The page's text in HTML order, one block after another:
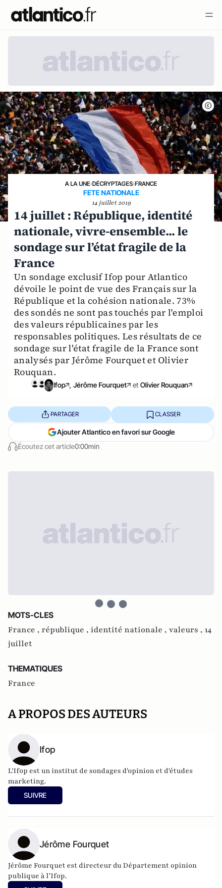
A LA UNE›DÉCRYPTAGES›FRANCE
FETE NATIONALE
14 juillet 2019
14 juillet : République, identité
nationale, vivre-ensemble... le
sondage sur l’état fragile de la
France
Un sondage exclusif Ifop pour Atlantico
dévoile le point de vue des Français sur la
République et la cohésion nationale. 73%
des sondés ne sont pas touchés par l'emploi
des valeurs républicaines par les
responsables politiques. Les résultats de ce
sondage sur l'état fragile de la France sont
analysés par Jérôme Fourquet et Olivier
Rouquan.
Ifop , Jérôme Fourquet et Olivier Rouquan
Écoutez cet article0:00min
PARTAGER CLASSER
Ajouter Atlantico en favori sur Google
MOTS-CLES
France , république , identité nationale , valeurs , 14
juillet
THEMATIQUES
France
A PROPOS DES AUTEURS
Ifop
L'Ifop est un institut de sondages d'opinion et d'études
marketing.
SUIVRE
Jérôme Fourquet
Jérôme Fourquet est directeur du Département opinion
publique à l’Ifop.